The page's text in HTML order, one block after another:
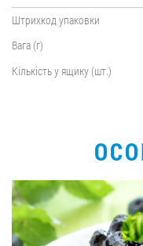
Штрихкод упаковки
Вага (г)
Кількість у ящику (шт.)